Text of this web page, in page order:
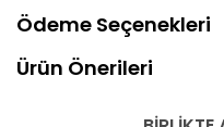
Ödeme Seçenekleri
Ürün Önerileri